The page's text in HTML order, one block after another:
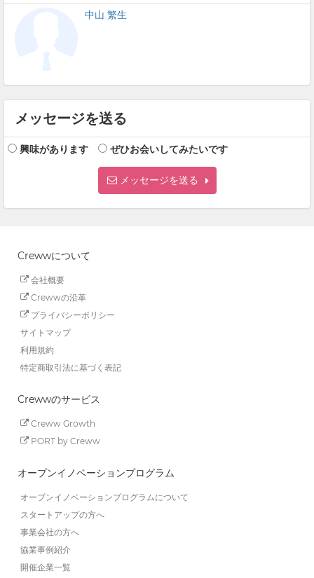
中山 繁生
メッセージを送る
興味があります ぜひお会いしてみたいです
メッセージを送る
Crewwについて
会社概要
Crewwの沿革
プライバシーポリシー
サイトマップ
利用規約
特定商取引法に基づく表記
Crewwのサービス
Creww Growth
PORT by Creww
オープンイノベーションプログラム
オープンイノベーションプログラムについて
スタートアップの方へ
事業会社の方へ
協業事例紹介
開催企業一覧